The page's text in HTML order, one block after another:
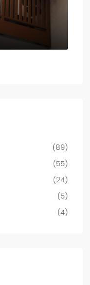
(89)
(55)
(24)
(5)
(4)